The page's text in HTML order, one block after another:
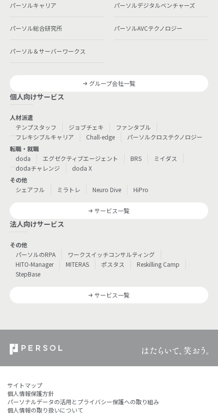
パーソルキャリア パーソルデジタルベンチャーズ
パーソル総合研究所 パーソルAVCテクノロジー
パーソル＆サーバーワークス
グループ会社一覧
個人向けサービス
人材派遣
テンプスタッフ
ジョブチェキ
ファンタブル
フレキシブルキャリア
Chall-edge
パーソルクロステクノロジー
転職・就職
doda
エグゼクティブエージェント BRS
ミイダス
dodaチャレンジ
doda X
その他
シェアフル
ミラトレ Neuro Dive HiPro
サービス一覧
法人向けサービス
その他
パーソルのRPA
ワークスイッチコンサルティング
HITO-Manager
MITERAS ポスタス
Reskilling Camp
StepBase
サービス一覧
サイトマップ
個人情報保護方針
パーソナルデータの活用とプライバシー保護への取り組み
個人情報の取り扱いについて